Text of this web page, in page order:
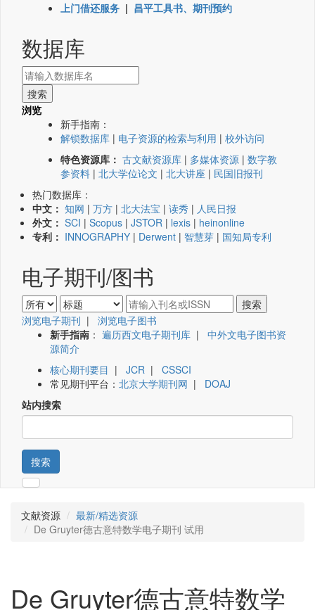
上门借还服务 | 昌平工具书、期刊预约
数据库
浏览
新手指南：
解锁数据库 | 电子资源的检索与利用 | 校外访问
特色资源库： 古文献资源库 | 多媒体资源 | 数字教
参资料 | 北大学位论文 | 北大讲座 | 民国旧报刊
热门数据库：
中文： 知网 | 万方 | 北大法宝 | 读秀 | 人民日报
外文： SCI | Scopus | JSTOR | lexis | heinonline
专利： INNOGRAPHY | Derwent | 智慧芽 | 国知局专利
电子期刊/图书
浏览电子期刊 | 浏览电子图书
新手指南 ： 遍历西文电子期刊库 | 中外文电子图书资
源简介
核心期刊要目 | JCR | CSSCI
常见期刊平台： 北京大学期刊网 | DOAJ
站内搜索
搜索
文献资源
最新/精选资源
De Gruyter德古意特数学电子期刊 试用
De Gruyter德古意特数学